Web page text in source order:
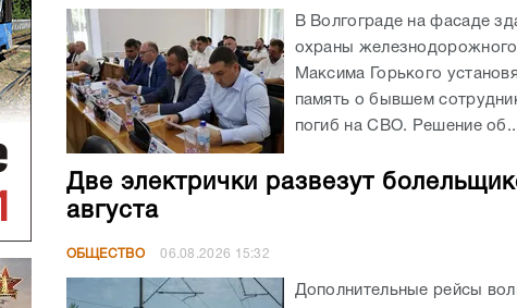
В Волгограде на фасаде
охраны железнодорожного
Максима Горького
память о бывшем
погиб на СВО. Решение
Две электрички развезут
августа
ОБЩЕСТВО 06.08.2026 15:32
Дополнительные рейсы